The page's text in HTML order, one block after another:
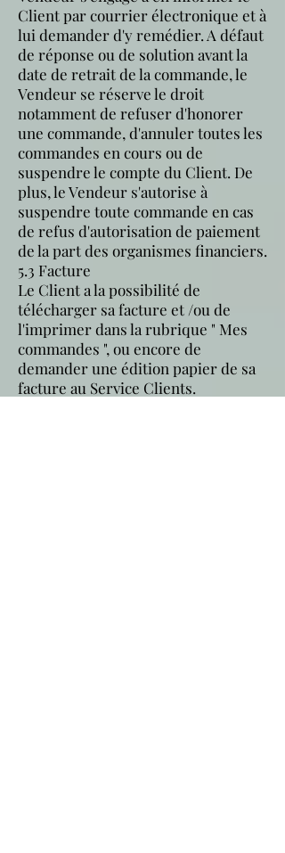
Client par courrier électronique et à
lui demander d'y remédier. A défaut
de réponse ou de solution avant la
date de retrait de la commande, le
Vendeur se réserve le droit
notamment de refuser d'honorer
une commande, d'annuler toutes les
commandes en cours ou de
suspendre le compte du Client. De
plus, le Vendeur s'autorise à
suspendre toute commande en cas
de refus d'autorisation de paiement
de la part des organismes financiers.
5.3 Facture
Le Client a la possibilité de
télécharger sa facture et /ou de
l'imprimer dans la rubrique " Mes
commandes ", ou encore de
demander une édition papier de sa
facture au Service Clients.